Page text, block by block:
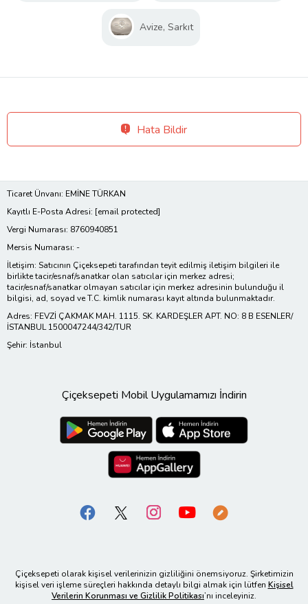
Avize, Sarkıt
Hata Bildir
Ticaret Ünvanı: EMİNE TÜRKAN
Kayıtlı E-Posta Adresi: [email protected]
Vergi Numarası: 8760940851
Mersis Numarası: -
İletişim: Satıcının Çiçeksepeti tarafından teyit edilmiş iletişim bilgileri ile
birlikte tacir/esnaf/sanatkar olan satıcılar için merkez adresi;
tacir/esnaf/sanatkar olmayan satıcılar için merkez adresinin bulunduğu il
bilgisi, ad, soyad ve T.C. kimlik numarası kayıt altında bulunmaktadır.
Adres: FEVZİ ÇAKMAK MAH. 1115. SK. KARDEŞLER APT. NO: 8 B ESENLER/
İSTANBUL 1500047244/342/TUR
Şehir: İstanbul
Çiçeksepeti Mobil Uygulamamızı İndirin
Çiçeksepeti olarak kişisel verilerinizin gizliliğini önemsiyoruz. Şirketimizin
kişisel veri işleme süreçleri hakkında detaylı bilgi almak için lütfen Kişisel
Verilerin Korunması ve Gizlilik Politikası’nı inceleyiniz.